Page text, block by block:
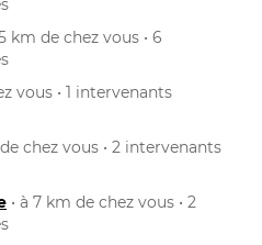
km de chez vous • 6
vous • 1 intervenants
chez vous • 2 intervenants
• à 7 km de chez vous • 2